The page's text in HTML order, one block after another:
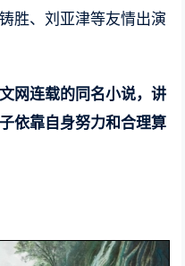
胜、刘亚津等友情出演
网连载的同名小说，讲
依靠自身努力和合理算